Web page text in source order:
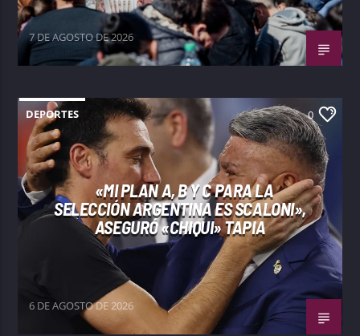
7 DE AGOSTO DE 2026
DEPORTES 0
«MI PLAN A, B Y C PARA LA
SELECCIÓN ARGENTINA ES SCALONI»,
ASEGURÓ «CHIQUI» TAPIA
6 DE AGOSTO DE 2026